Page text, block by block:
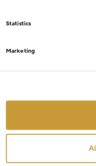
Statistics
Marketing